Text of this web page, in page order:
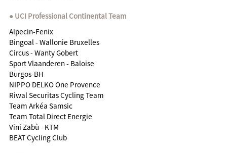
UCI Professional Continental Team
Alpecin-Fenix
Bingoal - Wallonie Bruxelles
Circus - Wanty Gobert
Sport Vlaanderen - Baloise
Burgos-BH
NIPPO DELKO One Provence
Riwal Securitas Cycling Team
Team Arkéa Samsic
Team Total Direct Energie
Vini Zabù - KTM
BEAT Cycling Club